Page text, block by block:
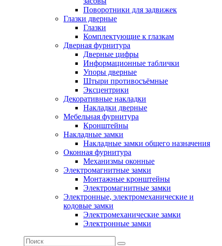
Поворотники для задвижек
Глазки дверные
Глазки
Комплектующие к глазкам
Дверная фурнитура
Дверные цифры
Информационные таблички
Упоры дверные
Штыри противосъёмные
Эксцентрики
Декоративные накладки
Накладки дверные
Мебельная фурнитура
Кронштейны
Накладные замки
Накладные замки общего назначения
Оконная фурнитура
Механизмы оконные
Электромагнитные замки
Монтажные кронштейны
Электромагнитные замки
Электронные, электромеханические и
кодовые замки
Электромеханические замки
Электронные замки